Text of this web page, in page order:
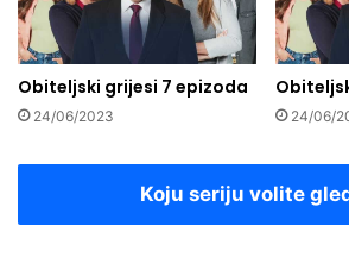
Obiteljski grijesi 7 epizoda
24/06/2023 24/06/
Koju seriju volite